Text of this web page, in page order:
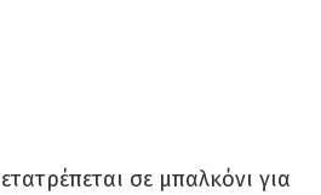
σε μπαλκόνι για